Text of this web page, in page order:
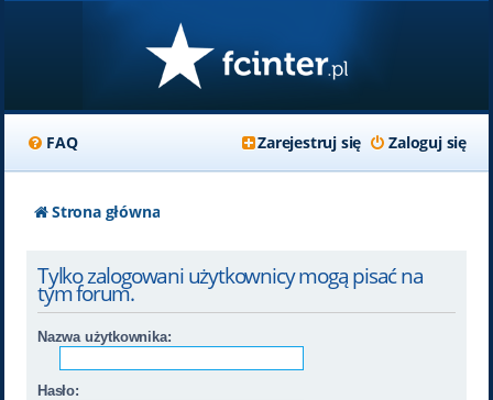
FAQ Zaloguj się
Zarejestruj się
Strona główna
Tylko zalogowani użytkownicy mogą pisać na
tym forum.
Nazwa użytkownika:
Hasło: